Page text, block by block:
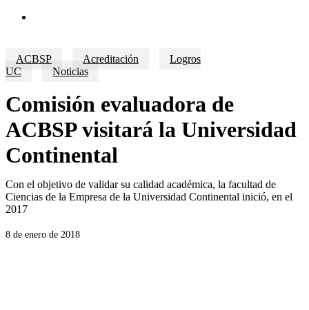
ACBSP Acreditación
Logros
UC
Noticias
Comisión evaluadora de
ACBSP visitará la Universidad
Continental
Con el objetivo de validar su calidad académica, la facultad de
Ciencias de la Empresa de la Universidad Continental inició, en el
2017
8 de enero de 2018